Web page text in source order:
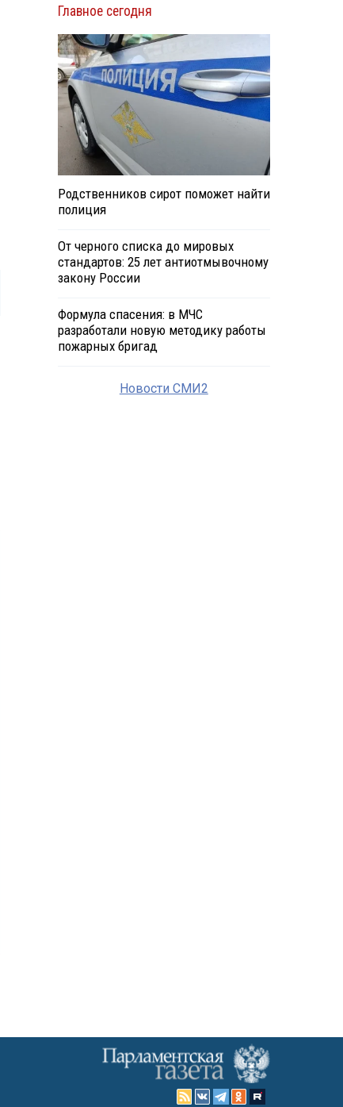
Главное сегодня
Родственников сирот поможет найти
полиция
От черного списка до мировых
стандартов: 25 лет антиотмывочному
закону России
Формула спасения: в МЧС
разработали новую методику работы
пожарных бригад
Новости СМИ2